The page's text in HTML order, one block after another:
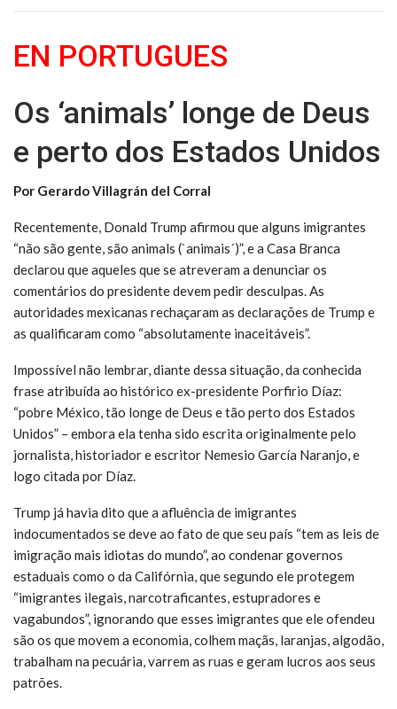
EN PORTUGUES
Os ‘animals’ longe de Deus
e perto dos Estados Unidos
Por Gerardo Villagrán del Corral
Recentemente, Donald Trump afirmou que alguns imigrantes
“não são gente, são animals (`animais´)”, e a Casa Branca
declarou que aqueles que se atreveram a denunciar os
comentários do presidente devem pedir desculpas. As
autoridades mexicanas rechaçaram as declarações de Trump e
as qualificaram como “absolutamente inaceitáveis”.
Impossível não lembrar, diante dessa situação, da conhecida
frase atribuída ao histórico ex-presidente Porfirio Díaz:
“pobre México, tão longe de Deus e tão perto dos Estados
Unidos” – embora ela tenha sido escrita originalmente pelo
jornalista, historiador e escritor Nemesio García Naranjo, e
logo citada por Díaz.
Trump já havia dito que a afluência de imigrantes
indocumentados se deve ao fato de que seu país “tem as leis de
imigração mais idiotas do mundo”, ao condenar governos
estaduais como o da Califórnia, que segundo ele protegem
“imigrantes ilegais, narcotraficantes, estupradores e
vagabundos”, ignorando que esses imigrantes que ele ofendeu
são os que movem a economia, colhem maçãs, laranjas, algodão,
trabalham na pecuária, varrem as ruas e geram lucros aos seus
patrões.